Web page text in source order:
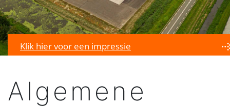
Klik hier voor een impressie
Algemene